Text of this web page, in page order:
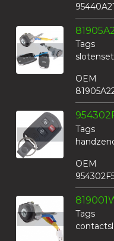
Tags
slotenset
OEM
Tags
OEM
Tags